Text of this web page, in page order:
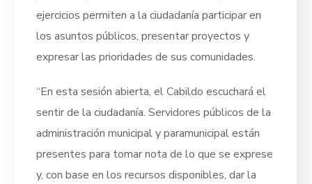
ejercicios permiten a la ciudadanía participar en
los asuntos públicos, presentar proyectos y
expresar las prioridades de sus comunidades.
“En esta sesión abierta, el Cabildo escuchará el
sentir de la ciudadanía. Servidores públicos de la
administración municipal y paramunicipal están
presentes para tomar nota de lo que se exprese
y, con base en los recursos disponibles, dar la